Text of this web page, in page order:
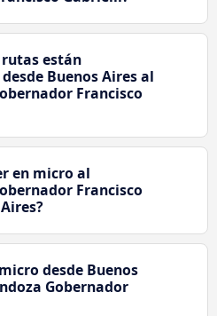
están
Buenos Aires al
Francisco
en micro al
Francisco
desde Buenos
Gobernador